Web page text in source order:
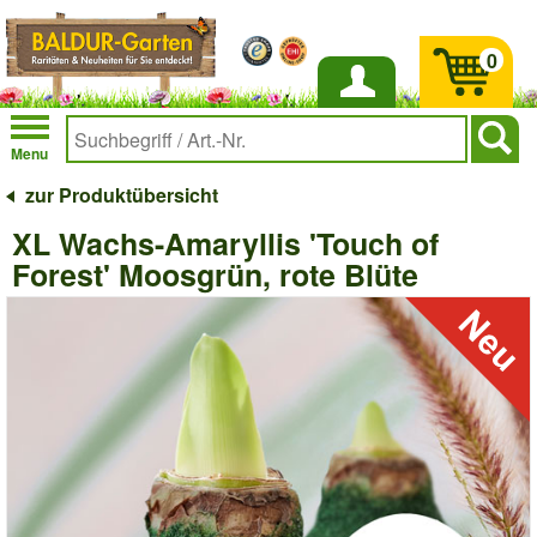
Anmelden
Menu
0
zur Produktübersicht
XL Wachs-Amaryllis 'Touch of
Forest' Moosgrün, rote Blüte